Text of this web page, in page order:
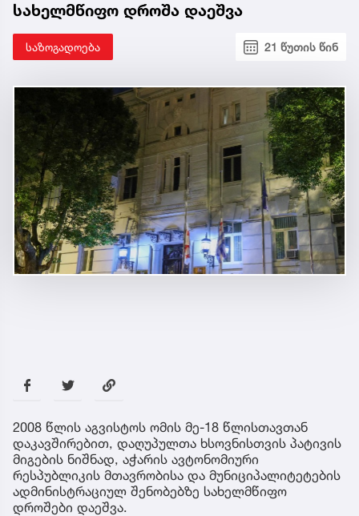
სახელმწიფო დროშა დაეშვა
საზოგადოება 21 წუთის წინ
2008 წლის აგვისტოს ომის მე-18 წლისთავთან
დაკავშირებით, დაღუპულთა ხსოვნისთვის პატივის
მიგების ნიშნად, აჭარის ავტონომიური
რესპუბლიკის მთავრობისა და მუნიციპალიტეტების
ადმინისტრაციულ შენობებზე სახელმწიფო
დროშები დაეშვა.